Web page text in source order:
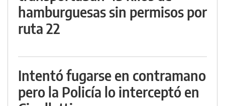
hamburguesas sin permisos por
ruta 22
Intentó fugarse en contramano
pero la Policía lo interceptó en